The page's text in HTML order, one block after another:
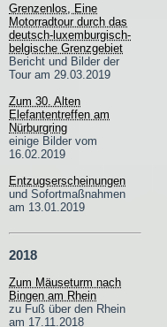
Grenzenlos, Eine
Motorradtour durch das
deutsch-luxemburgisch-
belgische Grenzgebiet
Bericht und Bilder der
Tour am 29.03.2019
Zum 30. Alten
Elefantentreffen am
Nürburgring
einige Bilder vom
16.02.2019
Entzugserscheinungen
und Sofortmaßnahmen
am 13.01.2019
2018
Zum Mäuseturm nach
Bingen am Rhein
zu Fuß über den Rhein
am 17.11.2018